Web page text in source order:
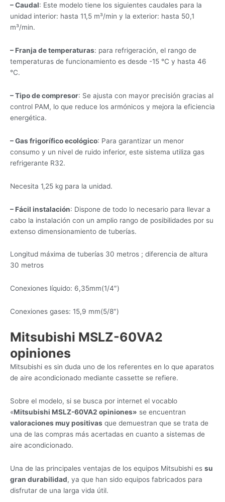
– Caudal: Este modelo tiene los siguientes caudales para la
unidad interior: hasta 11,5 m³/min y la exterior: hasta 50,1
m³/min.
– Franja de temperaturas: para refrigeración, el rango de
temperaturas de funcionamiento es desde -15 °C y hasta 46
°C.
– Tipo de compresor: Se ajusta con mayor precisión gracias al
control PAM, lo que reduce los armónicos y mejora la eficiencia
energética.
– Gas frigorífico ecológico: Para garantizar un menor
consumo y un nivel de ruido inferior, este sistema utiliza gas
refrigerante R32.
Necesita 1,25 kg para la unidad.
– Fácil instalación: Dispone de todo lo necesario para llevar a
cabo la instalación con un amplio rango de posibilidades por su
extenso dimensionamiento de tuberías.
Longitud máxima de tuberías 30 metros ; diferencia de altura
30 metros
Conexiones líquido: 6,35mm(1/4″)
Conexiones gases: 15,9 mm(5/8″)
Mitsubishi MSLZ-60VA2
opiniones
Mitsubishi es sin duda uno de los referentes en lo que aparatos
de aire acondicionado mediante cassette se refiere.
Sobre el modelo, si se busca por internet el vocablo
«Mitsubishi MSLZ-60VA2 opiniones» se encuentran
valoraciones muy positivas que demuestran que se trata de
una de las compras más acertadas en cuanto a sistemas de
aire acondicionado.
Una de las principales ventajas de los equipos Mitsubishi es su
gran durabilidad, ya que han sido equipos fabricados para
disfrutar de una larga vida útil.